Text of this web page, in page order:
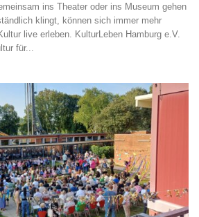
ins Theater oder ins Museum gehen
klingt, können sich immer mehr
live erleben. KulturLeben Hamburg e.V.
für...